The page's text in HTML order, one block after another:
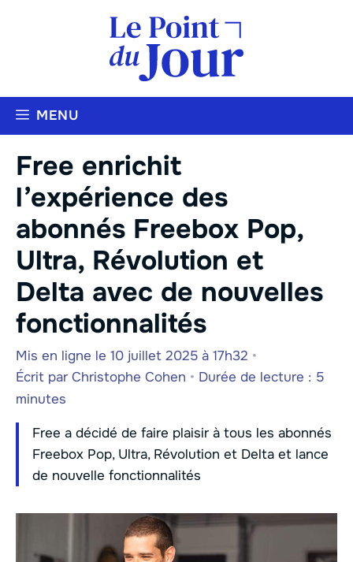
MENU
Free enrichit
l’expérience des
abonnés Freebox Pop,
Ultra, Révolution et
Delta avec de nouvelles
fonctionnalités
Mis en ligne le 10 juillet 2025 à 17h32 •
Écrit par Christophe Cohen • Durée de lecture : 5
minutes
Free a décidé de faire plaisir à tous les abonnés
Freebox Pop, Ultra, Révolution et Delta et lance
de nouvelle fonctionnalités